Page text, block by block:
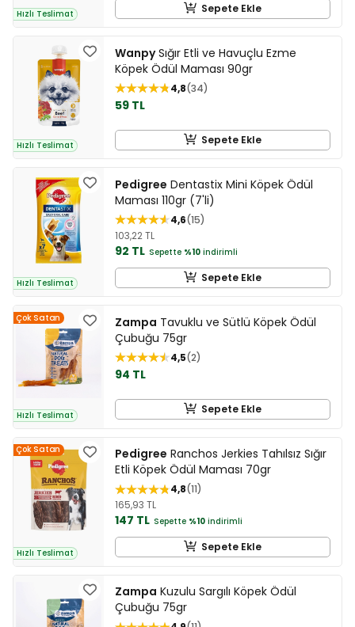
Hızlı Teslimat Sepete Ekle
Hızlı Teslimat
WanpySığır Etli ve Havuçlu Ezme
Köpek Ödül Maması 90gr
4,8 34
59 TL
Sepete Ekle
Hızlı Teslimat
Pedigree Dentastix Mini Köpek Ödül
Maması 110gr (7'li)
4,6 15
103,22 TL
92 TL Sepette %10 indirimli
Sepete Ekle
Çok Satan
Hızlı Teslimat
Zampa Tavuklu ve Sütlü Köpek Ödül
Çubuğu 75gr
4,5 2
94 TL
Sepete Ekle
Çok Satan
Hızlı Teslimat
Pedigree Ranchos Jerkies Tahılsız Sığır
Etli Köpek Ödül Maması 70gr
4,8 11
165,93 TL
147 TL Sepette %10 indirimli
Sepete Ekle
Zampa Kuzulu Sargılı Köpek Ödül
Çubuğu 75gr